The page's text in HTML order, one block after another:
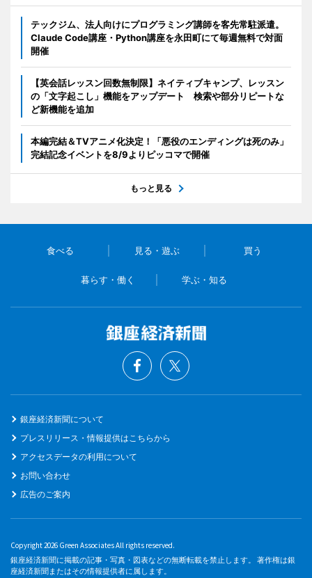
テックジム、法人向けにプログラミング講師を客先常駐派遣。
Claude Code講座・Python講座を永田町にて毎週無料で対面
開催
【英会話レッスン回数無制限】ネイティブキャンプ、レッスン
の「文字起こし」機能をアップデート 検索や部分リピートな
ど新機能を追加
本編完結＆TVアニメ化決定！「悪役のエンディングは死のみ」
完結記念イベントを8/9よりピッコマで開催
もっと見る
食べる 見る・遊ぶ 買う
暮らす・働く 学ぶ・知る
銀座経済新聞について
プレスリリース・情報提供はこちらから
アクセスデータの利用について
お問い合わせ
広告のご案内
Copyright 2026 Green Associates All rights reserved.
銀座経済新聞に掲載の記事・写真・図表などの無断転載を禁止します。 著作権は銀
座経済新聞またはその情報提供者に属します。